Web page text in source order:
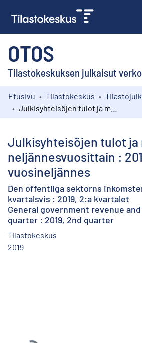
OTOS
Tilastokeskuksen julkaisut
Kokoelmat
Etusivu Tilastokeskus
Julkisyhteisöjen tulot ja
neljännesvuosittain :
vuosineljännes
Den offentliga sektorns
kvartalsvis : 2019, 2:a kvartalet
General government revenue
quarter : 2019, 2nd quarter
Tilastokeskus
2019